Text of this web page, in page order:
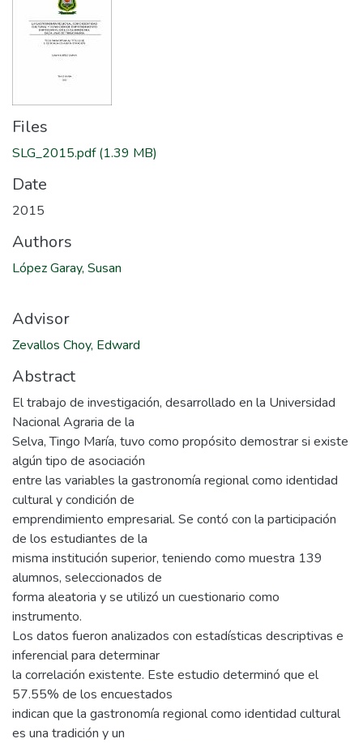
Files
SLG_2015.pdf(1.39 MB)
Date
2015
Authors
López Garay, Susan
Advisor
Zevallos Choy, Edward
Abstract
El trabajo de investigación, desarrollado en la Universidad
Nacional Agraria de la
Selva, Tingo María, tuvo como propósito demostrar si existe
algún tipo de asociación
entre las variables la gastronomía regional como identidad
cultural y condición de
emprendimiento empresarial. Se contó con la participación
de los estudiantes de la
misma institución superior, teniendo como muestra 139
alumnos, seleccionados de
forma aleatoria y se utilizó un cuestionario como
instrumento.
Los datos fueron analizados con estadísticas descriptivas e
inferencial para determinar
la correlación existente. Este estudio determinó que el
57.55% de los encuestados
indican que la gastronomía regional como identidad cultural
es una tradición y un